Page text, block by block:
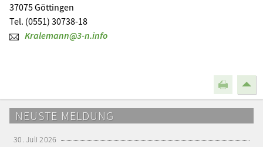
37075 Göttingen
Tel. (0551) 30738-18
Kralemann@3-n.info
NEUSTE MELDUNG
30. Juli 2026